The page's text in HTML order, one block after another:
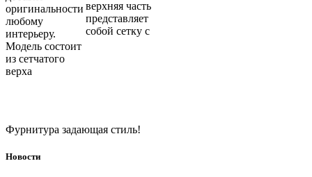
оригинальности
любому
интерьеру.
Модель состоит
из сетчатого
верха
верхняя часть
представляет
собой сетку с
Фурнитура задающая стиль!
Новости